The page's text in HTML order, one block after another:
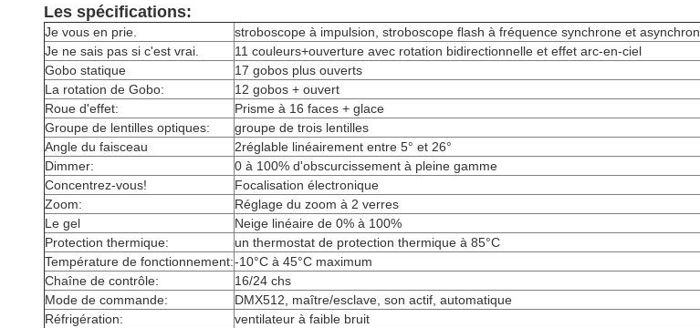
Les spécifications:
Je vous en prie.
stroboscope à impulsion, stroboscope flash à fréquence synchrone et
Je ne sais pas si c'est vrai.
11 couleurs+ouverture avec rotation bidirectionnelle et effet arc-en-ciel
Gobo statique
17 gobos plus ouverts
La rotation de Gobo:
12 gobos + ouvert
Roue d'effet:
Prisme à 16 faces + glace
Groupe de lentilles optiques:
groupe de trois lentilles
Angle du faisceau
2réglable linéairement entre 5° et 26°
Dimmer:
0 à 100% d'obscurcissement à pleine gamme
Concentrez-vous!
Focalisation électronique
Zoom:
Réglage du zoom à 2 verres
Le gel
Neige linéaire de 0% à 100%
Protection thermique:
un thermostat de protection thermique à 85°C
Température de fonctionnement:-10°C à 45°C maximum
Chaîne de contrôle:
16/24 chs
Mode de commande:
DMX512, maître/esclave, son actif, automatique
Réfrigération:
ventilateur à faible bruit